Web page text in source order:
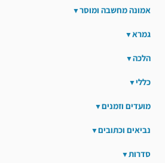
אמונה מחשבה ומוסר
גמרא
הלכה
כללי
מועדים וזמנים
נביאים וכתובים
סדרות